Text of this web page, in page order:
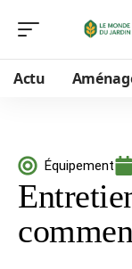
Actu
Équipement